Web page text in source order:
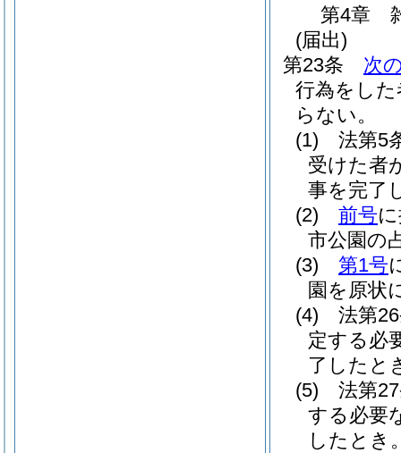
第4章
(届出)
第23条
次
行為をし
らない。
(1)
法第5
受けた者
事を完了
(2)
前号
市公園の
(3)
第1号
園を原状
(4)
法第
定する必
了したと
(5)
法第
する必要
したとき